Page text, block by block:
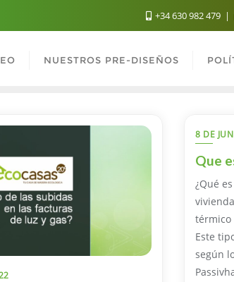
+34 630 982 479
NUESTROS PRE-DISEÑOS
8 DE
Que
¿Qué
térmico
Este
según